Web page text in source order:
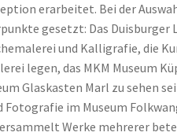
erarbeitet. Bei der
gesetzt: Das Duisburger
und Kalligrafie, die
legen, das MKM Museum
Glaskasten Marl zu sehen
im Museum
Werke mehrerer